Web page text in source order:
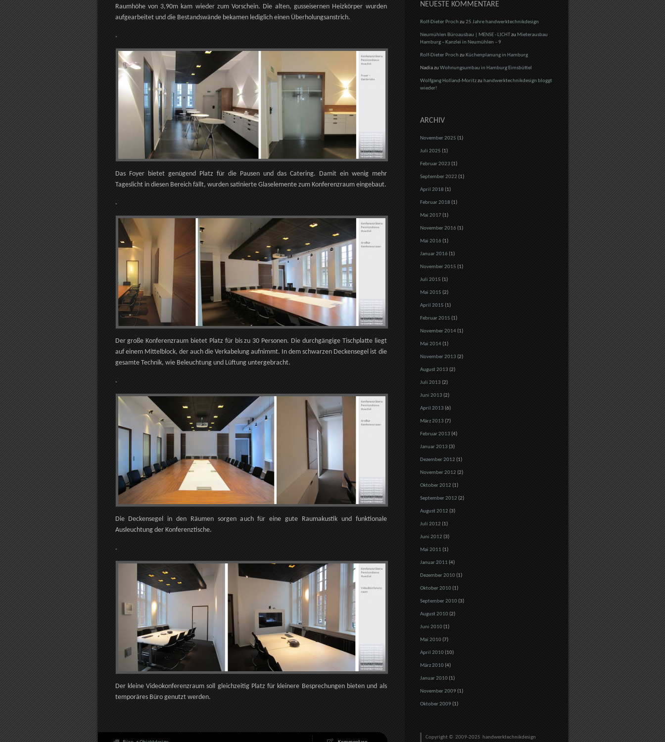
Raumhöhe von 3,90m kam wieder zum Vorschein. Die alten, gusseisernen Heizkörper wurden
aufgearbeitet und die Bestandswände bekamen lediglich einen Überholungsanstrich.
.
Das Foyer bietet genügend Platz für die Pausen und das Catering. Damit ein wenig mehr
Tageslicht in diesen Bereich fällt, wurden satinierte Glaselemente zum Konferenzraum eingebaut.
.
Der große Konferenzraum bietet Platz für bis zu 30 Personen. Die durchgängige Tischplatte liegt
auf einem Mittelblock, der auch die Verkabelung aufnimmt. In dem schwarzen Deckensegel ist die
gesamte Technik, wie Beleuchtung und Lüftung untergebracht.
.
Die Deckensegel in den Räumen sorgen auch für eine gute Raumakustik und funktionale
Ausleuchtung der Konferenztische.
.
Der kleine Videokonferenzraum soll gleichzeitig Platz für kleinere Besprechungen bieten und als
temporäres Büro genutzt werden.
NEUESTE KOMMENTARE
Rolf-Dieter Proch zu 25 Jahre handwerktechnikdesign
Neumühlen Büroausbau | MENSE - LICHTzu Mieterausbau
Hamburg – Kanzlei in Neumühlen – 9
Rolf-Dieter Proch zu Küchenplanung in Hamburg
Nadiazu Wohnungsumbau in Hamburg Eimsbüttel
Wolfgang Holland-Moritzzu handwerktechnikdesign bloggt
wieder!
ARCHIV
November 2025 (1)
Juli 2025 (1)
Februar 2023 (1)
September 2022 (1)
April 2018 (1)
Februar 2018 (1)
Mai 2017(1)
November 2016(1)
Mai 2016(1)
Januar 2016(1)
November 2015 (1)
Juli 2015 (1)
Mai 2015 (2)
April 2015 (1)
Februar 2015 (1)
November 2014(1)
Mai 2014(1)
November 2013 (2)
August 2013 (2)
Juli 2013 (2)
Juni 2013 (2)
April 2013 (6)
März 2013 (7)
Februar 2013 (4)
Januar 2013 (3)
Dezember 2012 (1)
November 2012 (2)
Oktober 2012 (1)
September 2012 (2)
August 2012 (3)
Juli 2012 (1)
Juni 2012 (3)
Mai 2011 (1)
Januar 2011 (4)
Dezember 2010(1)
Oktober 2010(1)
September 2010(3)
August 2010(2)
Juni 2010(1)
Mai 2010(7)
April 2010(10)
März 2010(4)
Januar 2010(1)
November 2009 (1)
Oktober 2009(1)
Copyright © 2009-2025 handwerktechnikdesign